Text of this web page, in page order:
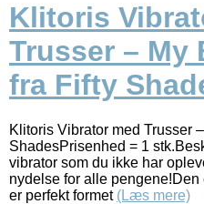
Klitoris
Trusser – My
fra Fifty
Klitoris Vibrator med Trusser
ShadesPrisenhed = 1
vibrator som du ikke har
nydelse for alle
er perfekt formet (Læs mere)